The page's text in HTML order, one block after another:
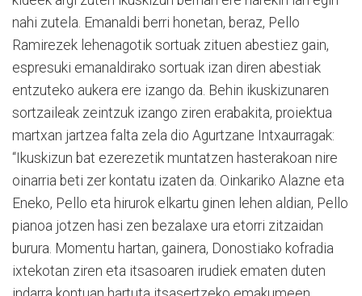
nahi zutela. Emanaldi berri honetan, beraz, Pello
Ramirezek lehenagotik sortuak zituen abestiez gain,
espresuki emanaldirako sortuak izan diren abestiak
entzuteko aukera ere izango da. Behin ikuskizunaren
sortzaileak zeintzuk izango ziren erabakita, proiektua
martxan jartzea falta zela dio Agurtzane Intxaurragak:
“Ikuskizun bat ezerezetik muntatzen hasterakoan nire
oinarria beti zer kontatu izaten da. Oinkariko Alazne eta
Eneko, Pello eta hirurok elkartu ginen lehen aldian, Pello
pianoa jotzen hasi zen bezalaxe ura etorri zitzaidan
burura. Momentu hartan, gainera, Donostiako kofradia
ixtekotan ziren eta itsasoaren irudiek ematen duten